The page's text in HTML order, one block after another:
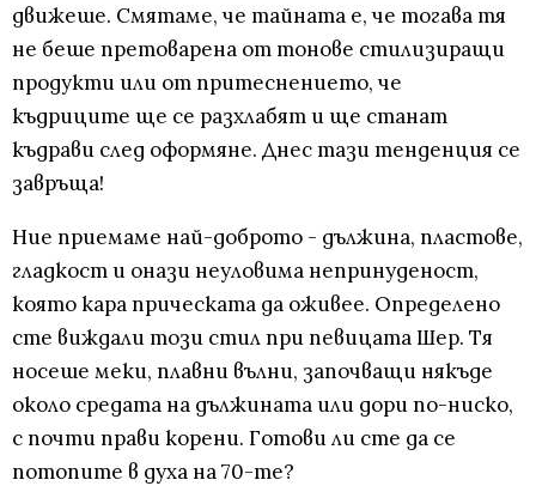
движеше. Смятаме, че тайната е, че тогава тя
не беше претоварена от тонове стилизиращи
продукти или от притеснението, че
къдриците ще се разхлабят и ще станат
къдрави след оформяне. Днес тази тенденция се
завръща!
Ние приемаме най-доброто - дължина, пластове,
гладкост и онази неуловима непринуденост,
която кара прическата да оживее. Определено
сте виждали този стил при певицата Шер. Тя
носеше меки, плавни вълни, започващи някъде
около средата на дължината или дори по-ниско,
с почти прави корени. Готови ли сте да се
потопите в духа на 70-те?